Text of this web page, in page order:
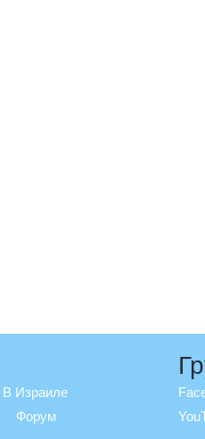
В Израиле
Форум